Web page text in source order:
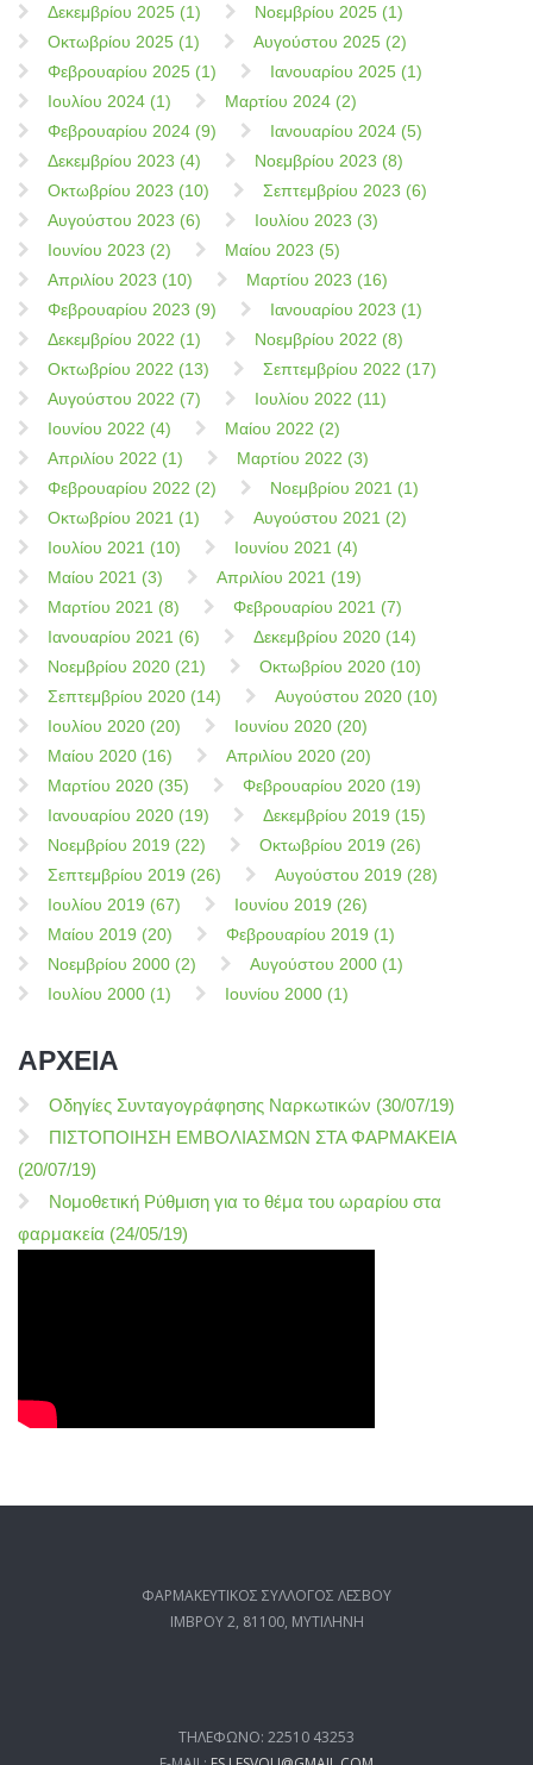
Δεκεμβρίου 2025 (1)
Νοεμβρίου 2025 (1)
Οκτωβρίου 2025 (1)
Αυγούστου 2025 (2)
Φεβρουαρίου 2025 (1)
Ιανουαρίου 2025 (1)
Ιουλίου 2024 (1)
Μαρτίου 2024 (2)
Φεβρουαρίου 2024 (9)
Ιανουαρίου 2024 (5)
Δεκεμβρίου 2023 (4)
Νοεμβρίου 2023 (8)
Οκτωβρίου 2023 (10)
Σεπτεμβρίου 2023 (6)
Αυγούστου 2023 (6)
Ιουλίου 2023 (3)
Ιουνίου 2023 (2)
Μαίου 2023 (5)
Απριλίου 2023 (10)
Μαρτίου 2023 (16)
Φεβρουαρίου 2023 (9)
Ιανουαρίου 2023 (1)
Δεκεμβρίου 2022 (1)
Νοεμβρίου 2022 (8)
Οκτωβρίου 2022 (13)
Σεπτεμβρίου 2022 (17)
Αυγούστου 2022 (7)
Ιουλίου 2022 (11)
Ιουνίου 2022 (4)
Μαίου 2022 (2)
Απριλίου 2022 (1)
Μαρτίου 2022 (3)
Φεβρουαρίου 2022 (2)
Νοεμβρίου 2021 (1)
Οκτωβρίου 2021 (1)
Αυγούστου 2021 (2)
Ιουλίου 2021 (10)
Ιουνίου 2021 (4)
Μαίου 2021 (3)
Απριλίου 2021 (19)
Μαρτίου 2021 (8)
Φεβρουαρίου 2021 (7)
Ιανουαρίου 2021 (6)
Δεκεμβρίου 2020 (14)
Νοεμβρίου 2020 (21)
Οκτωβρίου 2020 (10)
Σεπτεμβρίου 2020 (14)
Αυγούστου 2020 (10)
Ιουλίου 2020 (20)
Ιουνίου 2020 (20)
Μαίου 2020 (16)
Απριλίου 2020 (20)
Μαρτίου 2020 (35)
Φεβρουαρίου 2020 (19)
Ιανουαρίου 2020 (19)
Δεκεμβρίου 2019 (15)
Νοεμβρίου 2019 (22)
Οκτωβρίου 2019 (26)
Σεπτεμβρίου 2019 (26)
Αυγούστου 2019 (28)
Ιουλίου 2019 (67)
Ιουνίου 2019 (26)
Μαίου 2019 (20)
Φεβρουαρίου 2019 (1)
Νοεμβρίου 2000 (2)
Αυγούστου 2000 (1)
Ιουλίου 2000 (1)
Ιουνίου 2000 (1)
ΑΡΧΕΙΑ
Οδηγίες Συνταγογράφησης Ναρκωτικών (30/07/19)
ΠΙΣΤΟΠΟΙΗΣΗ ΕΜΒΟΛΙΑΣΜΩΝ ΣΤΑ ΦΑΡΜΑΚΕΙΑ
(20/07/19)
Νομοθετική Ρύθμιση για το θέμα του ωραρίου στα
φαρμακεία (24/05/19)
ΦΑΡΜΑΚΕΥΤΙΚΟΣ ΣΥΛΛΟΓΟΣ ΛΕΣΒΟΥ
ΙΜΒΡΟΥ 2, 81100, ΜΥΤΙΛΗΝΗ
ΤΗΛΕΦΩΝΟ: 22510 43253